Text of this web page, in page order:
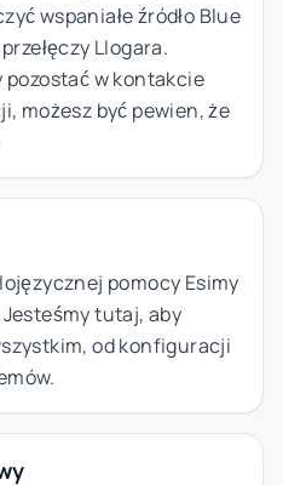
wspaniałe źródło Blue
Llogara.
pozostać w kontakcie
możesz być pewien, że
pomocy Esimy
tutaj, aby
od konfiguracji